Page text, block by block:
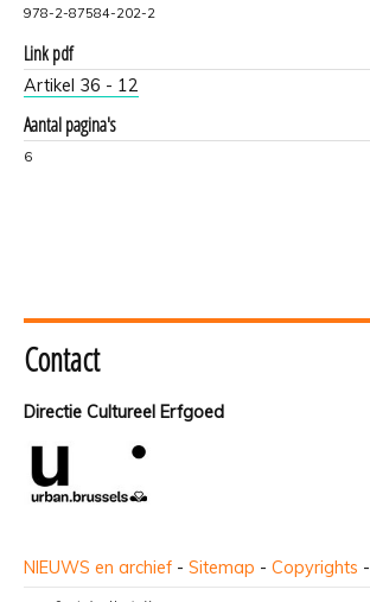
978-2-87584-202-2
Link pdf
Artikel 36 - 12
Aantal pagina's
6
Contact
Directie Cultureel Erfgoed
NIEUWS en archief - Sitemap - Copyrights -